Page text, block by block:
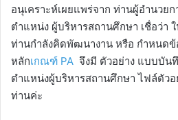
อนุเคราะห์เผยแพร่จาก ท่านผู้อำนวย
ตำแหน่ง ผู้บริหารสถานศึกษา เชื่อว่า
ท่านกำลังคิดพัฒนางาน หรือ กำหนด
หลักเกณฑ์ PA จึงมี ตัวอย่าง แบบบัน
ตำแหน่งผู้บริหารสถานศึกษา ไฟล์ตัว
ท่านค่ะ